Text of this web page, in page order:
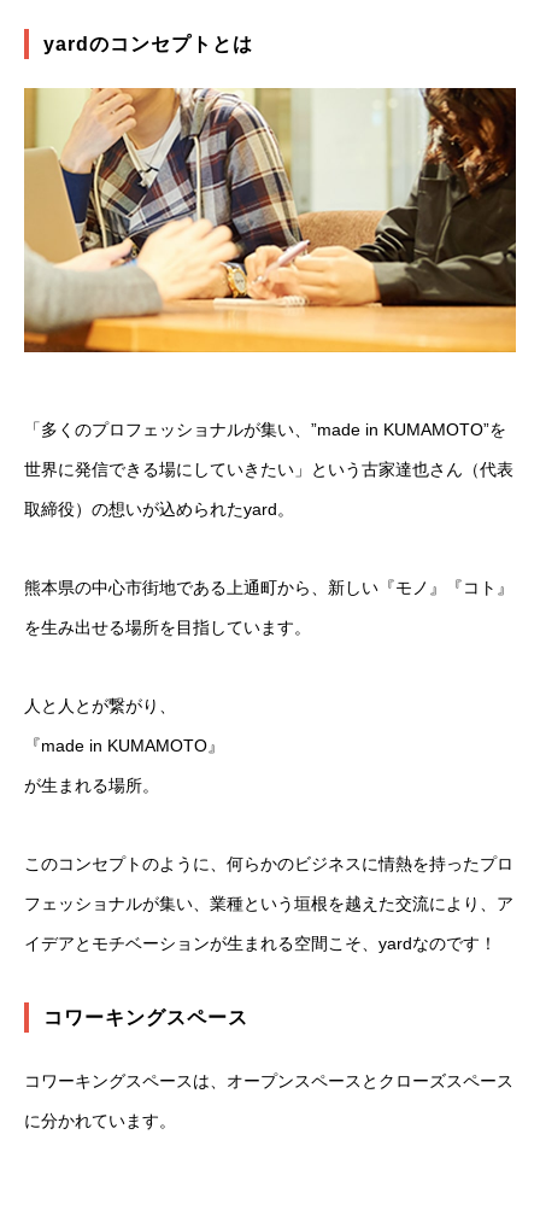
yardのコンセプトとは
「多くのプロフェッショナルが集い、”made in KUMAMOTO”を
世界に発信できる場にしていきたい」という古家達也さん（代表
取締役）の想いが込められたyard。
熊本県の中心市街地である上通町から、新しい『モノ』『コト』
を生み出せる場所を目指しています。
人と人とが繋がり、
『made in KUMAMOTO』
が生まれる場所。
このコンセプトのように、何らかのビジネスに情熱を持ったプロ
フェッショナルが集い、業種という垣根を越えた交流により、ア
イデアとモチベーションが生まれる空間こそ、yardなのです！
コワーキングスペース
コワーキングスペースは、オープンスペースとクローズスペース
に分かれています。